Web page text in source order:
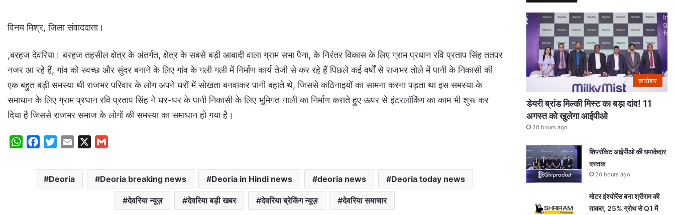
विनय मिश्र, जिला संवाददाता।
,बरहज देवरिया। बरहज तहसील क्षेत्र के अंतर्गत, क्षेत्र के सबसे बड़ी आबादी वाला ग्राम सभा पैना, के निरंतर विकास के लिए ग्राम प्रधान रवि प्रताप सिंह ततपर
नजर आ रहे हैं, गांव को स्वच्छ और सुंदर बनाने के लिए गांव के गली गली में निर्माण कार्य तेजी से कर रहे हैं पिछले कई वर्षों से राजभर तोले में पानी के निकासी की
एक बहुत बड़ी समस्या थी राजभर परिवार के लोग अपने घरों में सोखता बनवाकर पानी बहाते थे, जिससे कठिनाइयों का सामना करना पड़ता था इस समस्या के
समाधान के लिए ग्राम प्रधान रवि प्रताप सिंह ने घर-घर के पानी निकासी के लिए भूमिगत नाली का निर्माण कराते हुए ऊपर से इंटरलॉकिंग का काम भी शुरू कर
दिया है जिससे राजभर समाज के लोगों की समस्या का समाधान हो गया है।
W
c
e
i
t
a
i
a
i
Deoria Deoria breaking news Deoria in Hindi news deoria news Deoria today news
देवरिया न्यूज़ देवरिया बड़ी खबर देवरिया ब्रेकिंग न्यूज़ देवरिया समाचार
कारोबार
डेयरी ब्रांड मिल्की मिस्ट का बड़ा दांव! 11
अगस्त को खुलेगा आईपीओ
20 hours ago
शिपरॉकेट आईपीओ की धमाकेदार
दस्तक
20 hours ago
मोटर इंश्योरेंस बना श्रीराम की
ताकत, 25% ग्रोथ से Q1 में